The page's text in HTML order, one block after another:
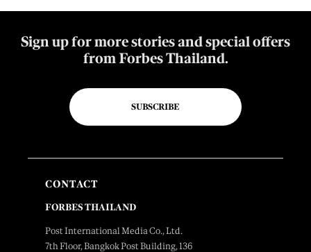
Sign up for more stories and special offers
from Forbes Thailand.
SUBSCRIBE
CONTACT
FORBES THAILAND
Post International Media Co., Ltd.
7th Floor, Bangkok Post Building, 136